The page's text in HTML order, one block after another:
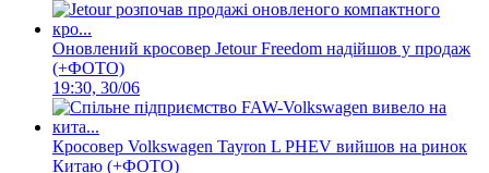
Оновлений кросовер Jetour Freedom надійшов у продаж
(+ФОТО)
19:30, 30/06
Кросовер Volkswagen Tayron L PHEV вийшов на ринок
Китаю (+ФОТО)